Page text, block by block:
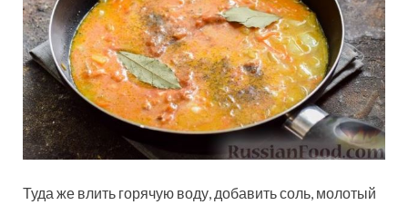
Туда же влить горячую воду, добавить соль, молотый